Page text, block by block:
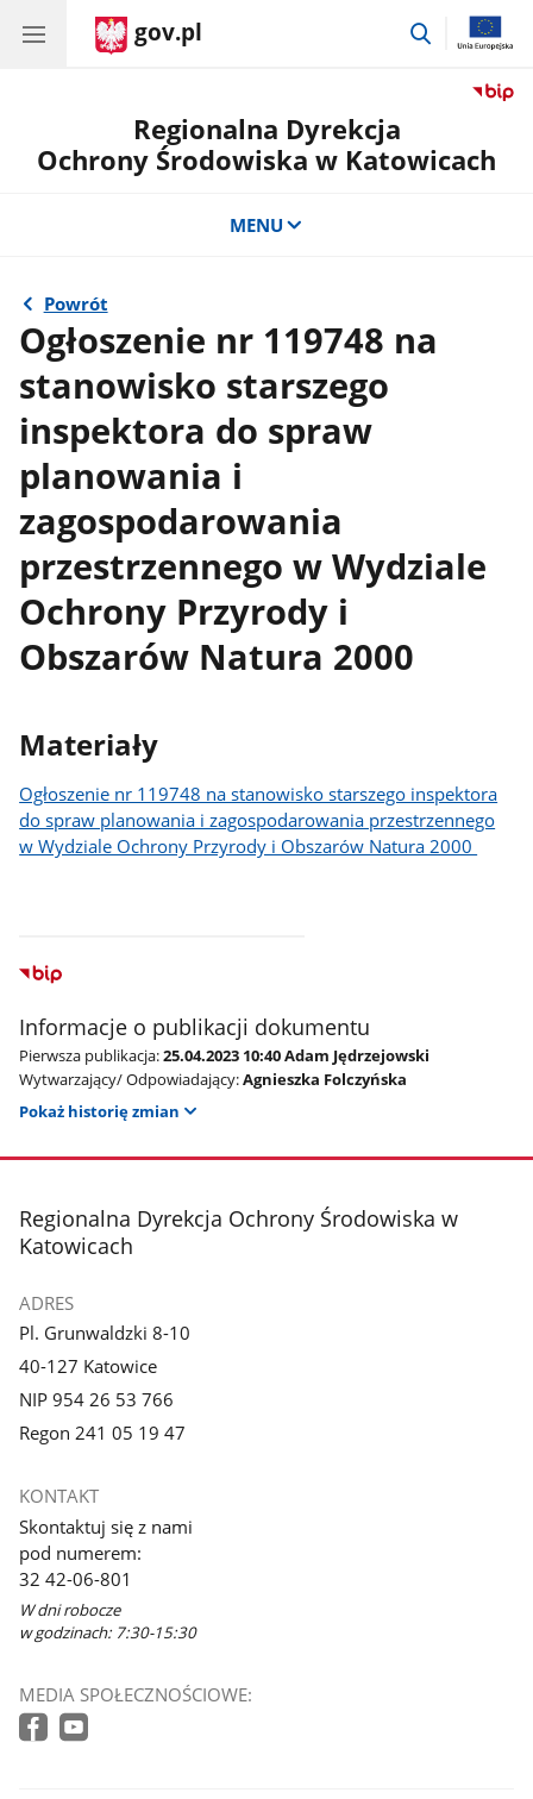
gov.pl
przejdź
Regionalna Dyrekcja
Ochrony Środowiska w Katowicach
MENU
Powrót
Ogłoszenie nr 119748 na
stanowisko starszego
inspektora do spraw
planowania i
zagospodarowania
przestrzennego w Wydziale
Ochrony Przyrody i
Obszarów Natura 2000
Materiały
Ogłoszenie nr 119748 na stanowisko starszego inspektora
do spraw planowania i zagospodarowania przestrzennego
w Wydziale Ochrony Przyrody i Obszarów Natura 2000
Informacje o publikacji dokumentu
Pierwsza publikacja:25.04.2023 10:40 Adam Jędrzejowski
Wytwarzający/ Odpowiadający:Agnieszka Folczyńska
Pokaż historię zmian
stopka
Regionalna Dyrekcja Ochrony Środowiska w
Katowicach
ADRES
Pl. Grunwaldzki 8-10
40-127 Katowice
NIP 954 26 53 766
Regon 241 05 19 47
KONTAKT
Skontaktuj się z nami
pod numerem:
32 42-06-801
W dni robocze
w godzinach: 7:30-15:30
MEDIA SPOŁECZNOŚCIOWE: